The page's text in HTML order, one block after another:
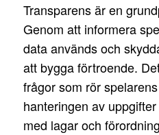
Transparens är en
Genom att informera
data används och
att bygga förtroende.
frågor som rör
hanteringen av
med lagar och